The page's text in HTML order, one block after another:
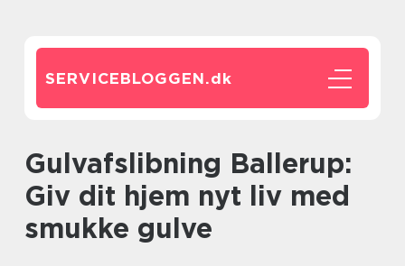
SERVICEBLOGGEN.dk
Gulvafslibning Ballerup:
Giv dit hjem nyt liv med
smukke gulve